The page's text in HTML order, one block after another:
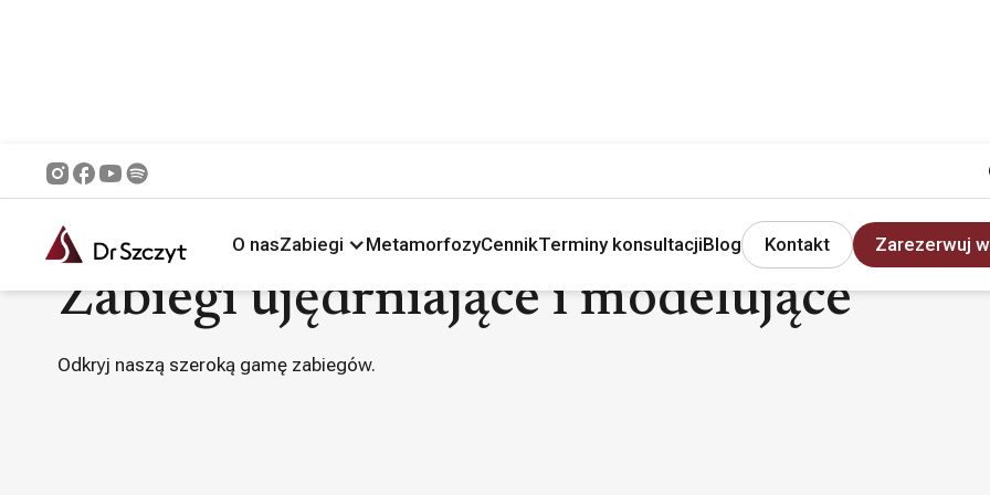
O nasZabiegi MetamorfozyCennikTerminy konsultacjiBlog Kontakt Zarezerwuj
Główna /Zabiegi /
Zabiegi ujędrniające i modelujące
Odkryj naszą szeroką gamę zabiegów.